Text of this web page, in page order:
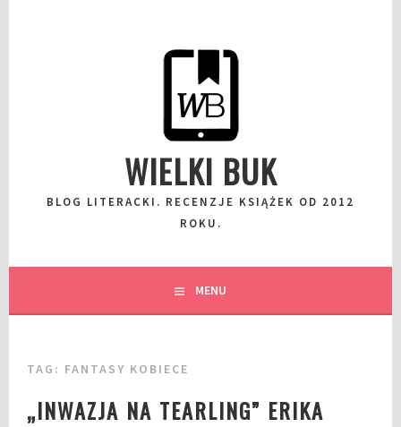
WIELKI BUK
BLOG LITERACKI. RECENZJE KSIĄŻEK OD 2012
ROKU.
MENU
TAG: FANTASY KOBIECE
„INWAZJA NA TEARLING” ERIKA